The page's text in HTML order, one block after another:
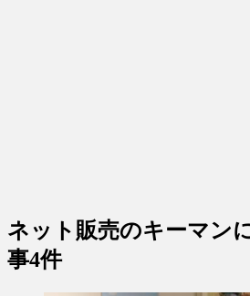
ネット販売のキーマン
事4件